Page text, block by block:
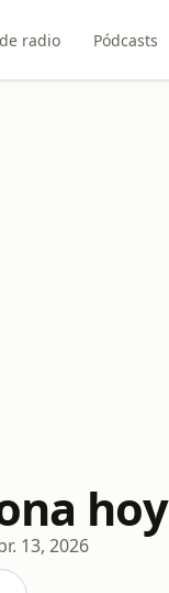
radio Pódcasts
hoy
13, 2026